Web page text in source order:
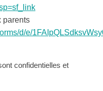
parents
d/e/
confidentielles et